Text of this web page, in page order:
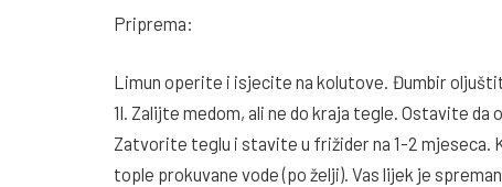
Priprema:
Limun operite i isjecite na kolutove. Đumbir
1l. Zalijte medom, ali ne do kraja tegle. Ostavite
Zatvorite teglu i stavite u frižider na 1-2 mjeseca.
tople prokuvane vode (po želji). Vas lijek je